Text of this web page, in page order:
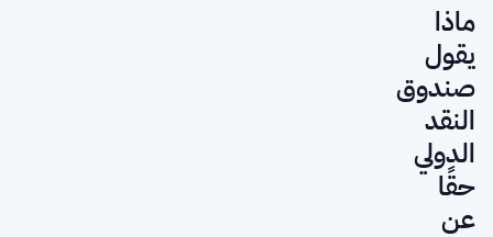
ماذا
يقول
صندوق
النقد
الدولي
حقًا
عن